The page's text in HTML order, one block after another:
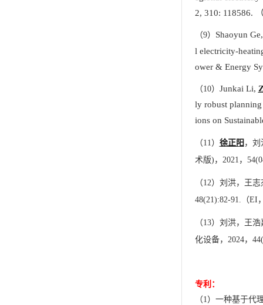
2, 310: 118586.
（9） Shaoyun
l electricity-
ower & Energy
（10） Junkai Li,
ly robust planning
ions on
（11） 徐正阳 ，刘
术版) ， 2021 ，
（12）刘洪，王志
48(21):82-91. （EI
（13）刘洪，王浩
化设备， 2024，
专利：
（1）一种基于代